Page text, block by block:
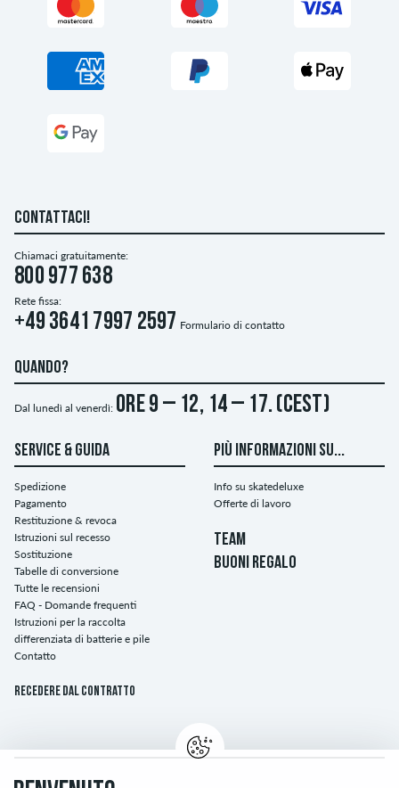
CONTATTACI!
Chiamaci gratuitamente:
800 977 638
Rete fissa:
+49 3641 7997 2597 Formulario di contatto
QUANDO?
Dal lunedì al venerdì: ore 9 – 12, 14 – 17. (CEST)
SERVICE & GUIDA
Spedizione
Pagamento
Restituzione & revoca
Istruzioni sul recesso
Sostituzione
Tabelle di conversione
Tutte le recensioni
FAQ - Domande frequenti
Istruzioni per la raccolta
differenziata di batterie e pile
Contatto
Recedere dal contratto
PIÙ INFORMAZIONI SU...
Info su skatedeluxe
Offerte di lavoro
TEAM
BUONI REGALO